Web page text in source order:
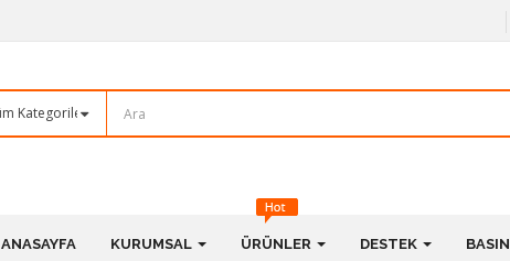
ANASAYFA KURUMSAL ÜRÜNLER DESTEK BASIN